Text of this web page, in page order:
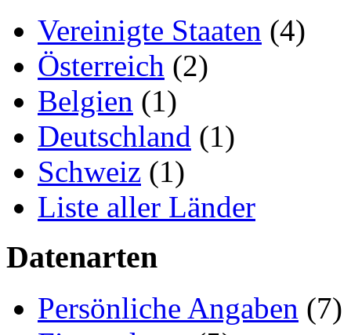
Vereinigte Staaten (4)
Österreich (2)
Belgien (1)
Deutschland (1)
Schweiz (1)
Liste aller Länder
Datenarten
Persönliche Angaben (7)